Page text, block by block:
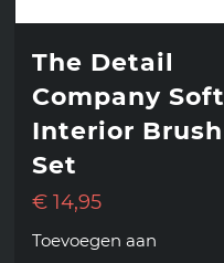
The Detail
Company Soft
Interior Brush
Set
€14,95
Toevoegen aan